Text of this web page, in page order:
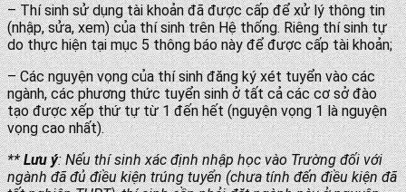
– Thí sinh sử dụng tài khoản đã được cấp để xử lý thông tin
(nhập, sửa, xem) của thí sinh trên Hệ thống. Riêng thí sinh tự
do thực hiện tại mục 5 thông báo này để được cấp tài khoản;
– Các nguyện vọng của thí sinh đăng ký xét tuyển vào các
ngành, các phương thức tuyển sinh ở tất cả các cơ sở đào
tạo được xếp thứ tự từ 1 đến hết (nguyện vọng 1 là nguyện
vọng cao nhất).
**Lưu ý: Nếu thí sinh xác định nhập học vào Trường đối với
ngành đã đủ điều kiện trúng tuyển (chưa tính đến điều kiện đã